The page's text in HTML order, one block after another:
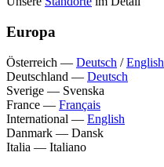
Europa
Österreich — Deutsch /English
Deutschland — Deutsch
Sverige — Svenska
France — Français
International — English
Danmark — Dansk
Italia — Italiano